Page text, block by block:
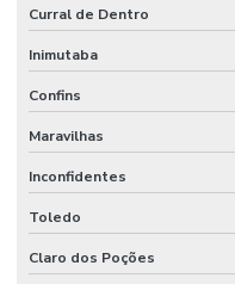
Curral de Dentro
Inimutaba
Confins
Maravilhas
Inconfidentes
Toledo
Claro dos Poções